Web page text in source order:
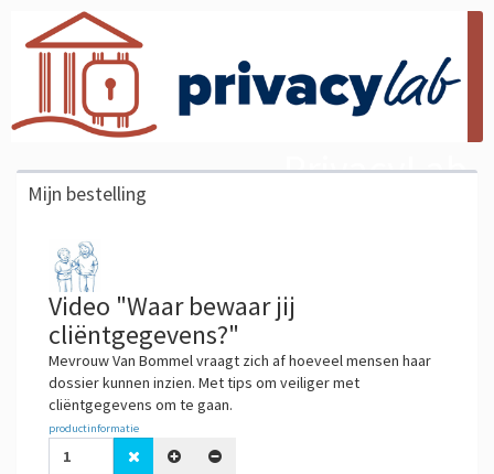
PrivacyLab
Mijn bestelling
Video "Waar bewaar jij
cliëntgegevens?"
Mevrouw Van Bommel vraagt zich af hoeveel mensen haar
dossier kunnen inzien. Met tips om veiliger met
cliëntgegevens om te gaan.
productinformatie